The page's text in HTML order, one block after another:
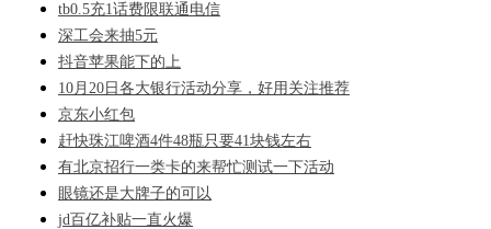
tb0.5充1话费限联通电信
深工会来抽5元
抖音苹果能下的上
10月20日各大银行活动分享，好用关注推荐
京东小红包
赶快珠江啤酒4件48瓶只要41块钱左右
有北京招行一类卡的来帮忙测试一下活动
眼镜还是大牌子的可以
jd百亿补贴一直火爆